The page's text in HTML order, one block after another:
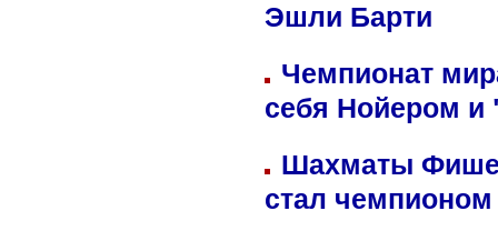
Эшли Барти
Чемпионат
себя Нойером и
Шахматы
стал